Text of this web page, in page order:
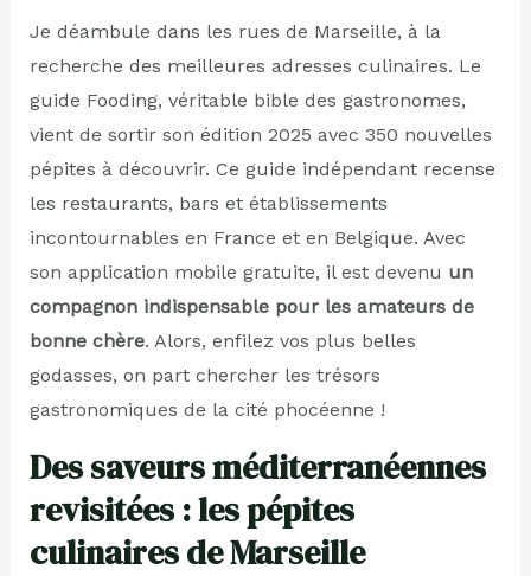
Je déambule dans les rues de Marseille, à la
recherche des meilleures adresses culinaires. Le
guide Fooding, véritable bible des gastronomes,
vient de sortir son édition 2025 avec 350 nouvelles
pépites à découvrir. Ce guide indépendant recense
les restaurants, bars et établissements
incontournables en France et en Belgique. Avec
son application mobile gratuite, il est devenu un
compagnon indispensable pour les amateurs de
bonne chère. Alors, enfilez vos plus belles
godasses, on part chercher les trésors
gastronomiques de la cité phocéenne !
Des saveurs méditerranéennes
revisitées : les pépites
culinaires de Marseille